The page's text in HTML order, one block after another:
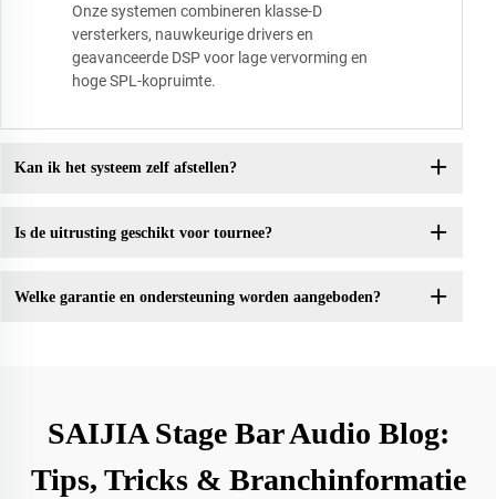
Onze systemen combineren klasse-D
versterkers, nauwkeurige drivers en
geavanceerde DSP voor lage vervorming en
hoge SPL-kopruimte.
Kan ik het systeem zelf afstellen?
Is de uitrusting geschikt voor tournee?
Welke garantie en ondersteuning worden aangeboden?
SAIJIA Stage Bar Audio Blog:
Tips, Tricks & Branchinformatie